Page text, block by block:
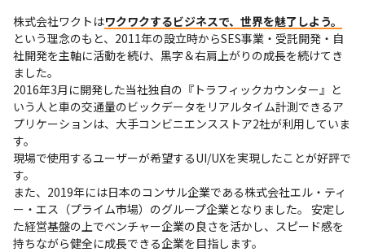
株式会社ワクトはワクワクするビジネスで、世界を魅了しよう。
という理念のもと、2011年の設立時からSES事業・受託開発・自
社開発を主軸に活動を続け、黒字＆右肩上がりの成長を続けてき
ました。
2016年3月に開発した当社独自の『トラフィックカウンター』と
いう人と車の交通量のビックデータをリアルタイム計測できるア
プリケーションは、大手コンビニエンスストア2社が利用していま
す。
現場で使用するユーザーが希望するUI/UXを実現したことが好評で
す。
また、2019年には日本のコンサル企業である株式会社エル・ティ
ー・エス（プライム市場）のグループ企業となりました。 安定し
た経営基盤の上でベンチャー企業の良さを活かし、スピード感を
持ちながら健全に成長できる企業を目指します。